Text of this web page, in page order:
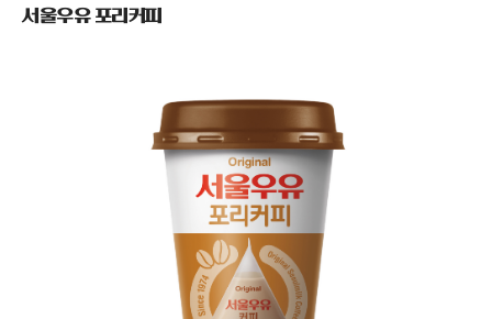
서울우유 포리커피